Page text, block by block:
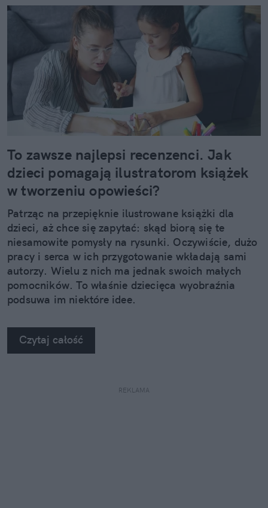
To zawsze najlepsi recenzenci. Jak
dzieci pomagają ilustratorom książek
w tworzeniu opowieści?
Patrząc na przepięknie ilustrowane książki dla
dzieci, aż chce się zapytać: skąd biorą się te
niesamowite pomysły na rysunki. Oczywiście, dużo
pracy i serca w ich przygotowanie wkładają sami
autorzy. Wielu z nich ma jednak swoich małych
pomocników. To właśnie dziecięca wyobraźnia
podsuwa im niektóre idee.
Czytaj całość
REKLAMA